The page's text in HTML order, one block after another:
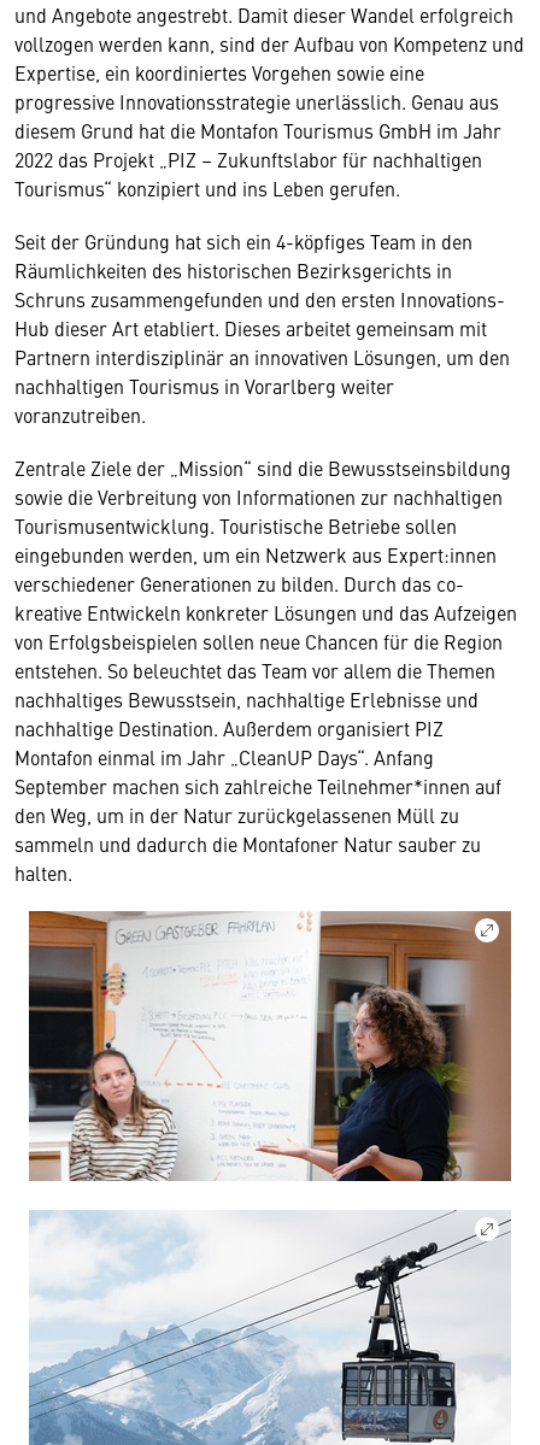
und Angebote angestrebt. Damit dieser Wandel erfolgreich
vollzogen werden kann, sind der Aufbau von Kompetenz und
Expertise, ein koordiniertes Vorgehen sowie eine
progressive Innovationsstrategie unerlässlich. Genau aus
diesem Grund hat die Montafon Tourismus GmbH im Jahr
2022 das Projekt „PIZ – Zukunftslabor für nachhaltigen
Tourismus“ konzipiert und ins Leben gerufen.
Seit der Gründung hat sich ein 4-köpfiges Team in den
Räumlichkeiten des historischen Bezirksgerichts in
Schruns zusammengefunden und den ersten Innovations-
Hub dieser Art etabliert. Dieses arbeitet gemeinsam mit
Partnern interdisziplinär an innovativen Lösungen, um den
nachhaltigen Tourismus in Vorarlberg weiter
voranzutreiben.
Zentrale Ziele der „Mission“ sind die Bewusstseinsbildung
sowie die Verbreitung von Informationen zur nachhaltigen
Tourismusentwicklung. Touristische Betriebe sollen
eingebunden werden, um ein Netzwerk aus Expert:innen
verschiedener Generationen zu bilden. Durch das co-
kreative Entwickeln konkreter Lösungen und das Aufzeigen
von Erfolgsbeispielen sollen neue Chancen für die Region
entstehen. So beleuchtet das Team vor allem die Themen
nachhaltiges Bewusstsein, nachhaltige Erlebnisse und
nachhaltige Destination. Außerdem organisiert PIZ
Montafon einmal im Jahr „CleanUP Days“. Anfang
September machen sich zahlreiche Teilnehmer*innen auf
den Weg, um in der Natur zurückgelassenen Müll zu
sammeln und dadurch die Montafoner Natur sauber zu
halten.